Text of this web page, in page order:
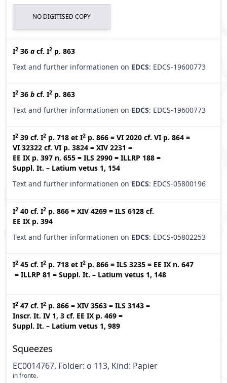
NO DIGITISED COPY
I2 36 a cf. I2 p. 863
Text and further informationen on EDCS: EDCS-19600773
I2 36 b cf. I2 p. 863
Text and further informationen on EDCS: EDCS-19600773
I2 39 cf. I2 p. 718 et I2 p. 866 = VI 2020 cf. VI p. 864 =
VI 32322 cf. VI p. 3824 = XIV 2231 =
EE IX p. 397 n. 655 = ILS 2990 = ILLRP 188 =
Suppl. It. – Latium vetus 1, 154
Text and further informationen on EDCS: EDCS-05800196
I2 40 cf. I2 p. 866 = XIV 4269 = ILS 6128 cf.
EE IX p. 394
Text and further informationen on EDCS: EDCS-05802253
I2 45 cf. I2 p. 718 et I2 p. 866 = ILS 3235 = EE IX n. 647
= ILLRP 81 = Suppl. It. – Latium vetus 1, 148
I2 47 cf. I2 p. 866 = XIV 3563 = ILS 3143 =
Inscr. It. IV 1, 3 cf. EE IX p. 469 =
Suppl. It. – Latium vetus 1, 989
Squeezes
EC0014767, Folder: o 113, Kind: Papier
in fronte.